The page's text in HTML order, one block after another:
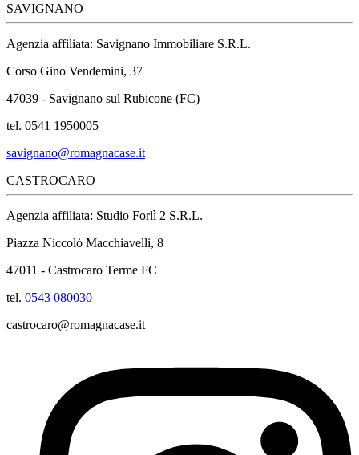
SAVIGNANO
Agenzia affiliata: Savignano Immobiliare S.R.L.
Corso Gino Vendemini, 37
47039 - Savignano sul Rubicone (FC)
tel. 0541 1950005
savignano@romagnacase.it
CASTROCARO
Agenzia affiliata: Studio Forlì 2 S.R.L.
Piazza Niccolò Macchiavelli, 8
47011 - Castrocaro Terme FC
tel. 0543 080030
castrocaro@romagnacase.it